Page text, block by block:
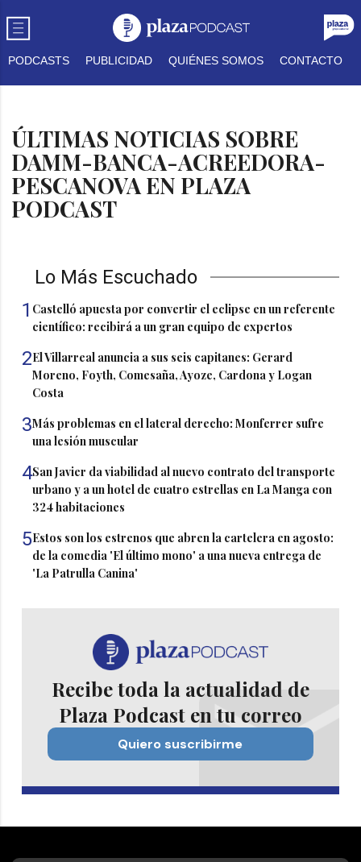
PODCASTS PUBLICIDAD QUIÉNES SOMOS CONTACTO
ÚLTIMAS NOTICIAS SOBRE
DAMM-BANCA-ACREEDORA-
PESCANOVA EN PLAZA
PODCAST
Lo Más Escuchado
1 Castelló apuesta por convertir el eclipse en un referente
científico: recibirá a un gran equipo de expertos
2El Villarreal anuncia a sus seis capitanes: Gerard
Moreno, Foyth, Comesaña, Ayoze, Cardona y Logan
Costa
3Más problemas en el lateral derecho: Monferrer sufre
una lesión muscular
4San Javier da viabilidad al nuevo contrato del transporte
urbano y a un hotel de cuatro estrellas en La Manga con
324 habitaciones
5Estos son los estrenos que abren la cartelera en agosto:
de la comedia 'El último mono' a una nueva entrega de
'La Patrulla Canina'
Recibe toda la actualidad de
Plaza Podcast en tu correo
Quiero suscribirme